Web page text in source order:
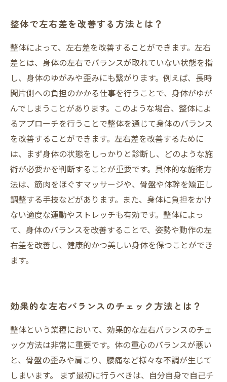
整体で左右差を改善する方法とは？
整体によって、左右差を改善することができます。左右
差とは、身体の左右でバランスが取れていない状態を指
し、身体のゆがみや歪みにも繋がります。例えば、長時
間片側への負担のかかる仕事を行うことで、身体がゆが
んでしまうことがあります。このような場合、整体によ
るアプローチを行うことで整体を通じて身体のバランス
を改善することができます。左右差を改善するために
は、まず身体の状態をしっかりと診断し、どのような施
術が必要かを判断することが重要です。具体的な施術方
法は、筋肉をほぐすマッサージや、骨盤や体幹を矯正し
調整する手技などがあります。また、身体に負担をかけ
ない適度な運動やストレッチも有効です。整体によっ
て、身体のバランスを改善することで、姿勢や動作の左
右差を改善し、健康的かつ美しい身体を保つことができ
ます。
効果的な左右バランスのチェック方法とは？
整体という業種において、効果的な左右バランスのチェ
ック方法は非常に重要です。体の重心のバランスが悪い
と、骨盤の歪みや肩こり、腰痛など様々な不調が生じて
しまいます。 まず最初に行うべきは、自分自身で自己チ